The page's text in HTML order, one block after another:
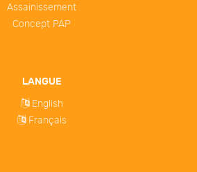
Assainissement
Concept PAP
LANGUE
English
Français